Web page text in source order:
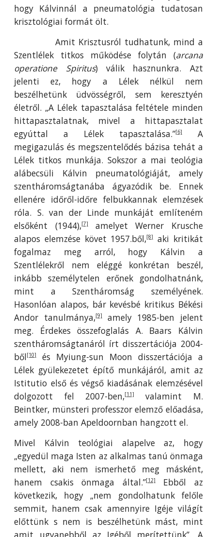
hogy Kálvinnál a pneumatológia tudatosan
krisztológiai formát ölt.
Amit Krisztusról tudhatunk, mind a
Szentlélek titkos működése folytán (arcana
operatione Spiritus) válik hasznunkra. Azt
jelenti ez, hogy a Lélek nélkül nem
beszélhetünk üdvösségről, sem keresztyén
életről. „A Lélek tapasztalása feltétele minden
hittapasztalatnak, mivel a hittapasztalat
egyúttal a Lélek tapasztalása.”[6]A
megigazulás és megszentelődés bázisa tehát a
Lélek titkos munkája. Sokszor a mai teológia
alábecsüli Kálvin pneumatológiáját, amely
szentháromságtanába ágyazódik be. Ennek
ellenére időről-időre felbukkannak elemzések
róla. S. van der Linde munkáját említeném
elsőként (1944),[7]amelyet Werner Krusche
alapos elemzése követ 1957.ből,[8]aki kritikát
fogalmaz meg arról, hogy Kálvin a
Szentlélekről nem eléggé konkrétan beszél,
inkább személytelen erőnek gondolhatnánk,
mint a Szentháromság személyének.
Hasonlóan alapos, bár kevésbé kritikus Békési
Andor tanulmánya,[9]amely 1985-ben jelent
meg. Érdekes összefoglalás A. Baars Kálvin
szentháromságtanáról írt disszertációja 2004-
ből[10]és Myiung-sun Moon disszertációja a
Lélek gyülekezetet építő munkájáról, amit az
Istitutio első és végső kiadásának elemzésével
dolgozott fel 2007-ben,[11]
valamint M.
Beintker, münsteri professzor elemző előadása,
amely 2008-ban Apeldoornban hangzott el.
Mivel Kálvin teológiai alapelve az, hogy
„egyedül maga Isten az alkalmas tanú önmaga
mellett, aki nem ismerhető meg másként,
hanem csakis önmaga által.”[12]Ebből az
következik, hogy „nem gondolhatunk felőle
semmit, hanem csak amennyire Igéje világít
előttünk s nem is beszélhetünk mást, mint
amit ugyanebből az Igéből merítettünk”. A